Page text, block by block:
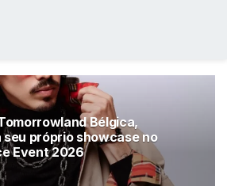
Bélgica,
próprio showcase no
Event 2026